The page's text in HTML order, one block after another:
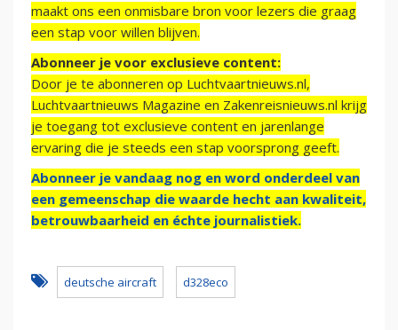
maakt ons een onmisbare bron voor lezers die graag
een stap voor willen blijven.
Abonneer je voor exclusieve content:
Door je te abonneren op Luchtvaartnieuws.nl,
Luchtvaartnieuws Magazine en Zakenreisnieuws.nl krijg
je toegang tot exclusieve content en jarenlange
ervaring die je steeds een stap voorsprong geeft.
Abonneer je vandaag nog en word onderdeel van
een gemeenschap die waarde hecht aan kwaliteit,
betrouwbaarheid en échte journalistiek.
deutsche aircraft d328eco